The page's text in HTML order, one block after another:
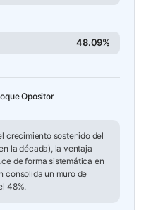
48.09%
Opositor
crecimiento sostenido del
la década), la ventaja
de forma sistemática en
consolida un muro de
48%.